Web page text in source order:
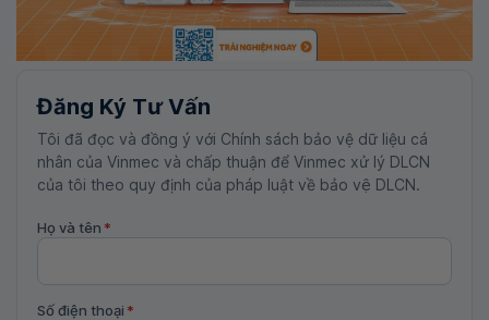
Đăng Ký Tư Vấn
Tôi đã đọc và đồng ý với Chính sách bảo vệ dữ liệu cá
nhân của Vinmec và chấp thuận để Vinmec xử lý DLCN
của tôi theo quy định của pháp luật về bảo vệ DLCN.
Họ và tên *
Số điện thoại *